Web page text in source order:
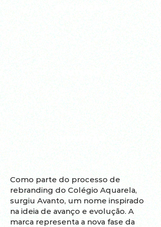
Como parte do processo de
rebranding do Colégio Aquarela,
surgiu Avanto, um nome inspirado
na ideia de avanço e evolução. A
marca representa a nova fase da